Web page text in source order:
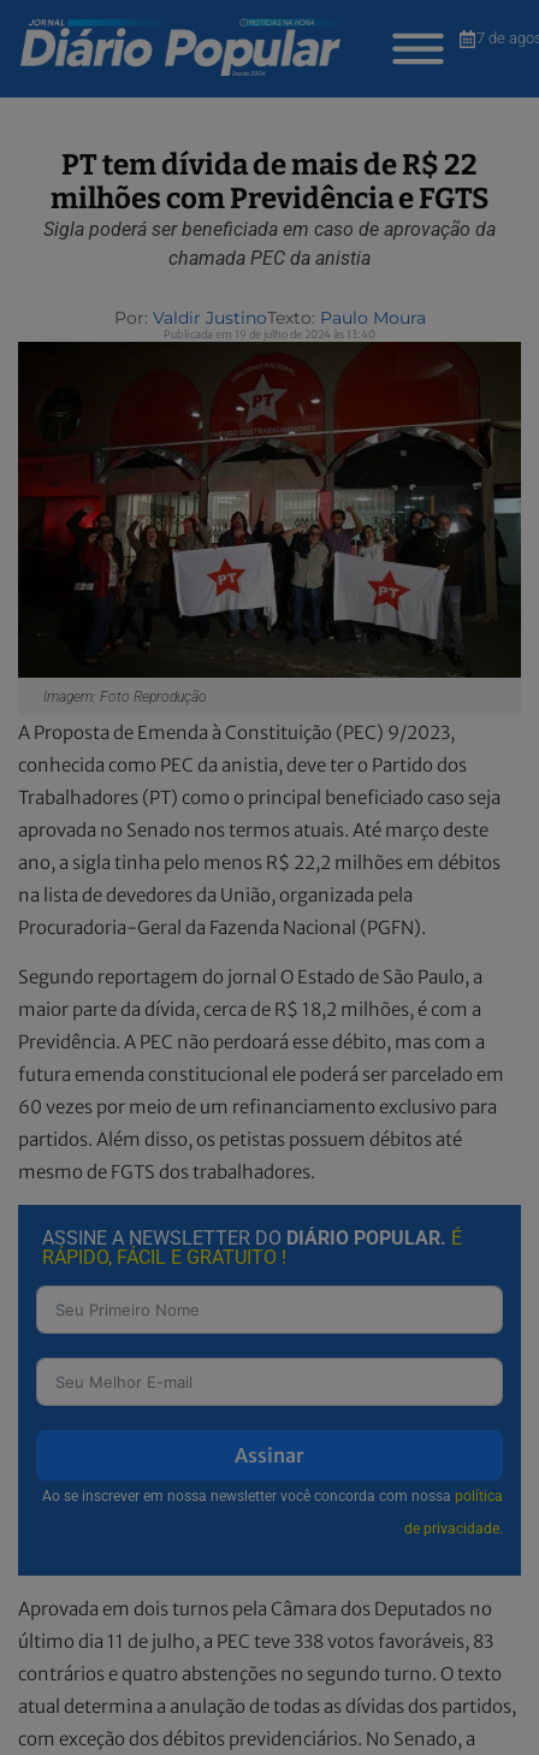
7 de
PT tem dívida de mais de R$ 22
milhões com Previdência e FGTS
Sigla poderá ser beneficiada em caso de aprovação da
chamada PEC da anistia
Por: Valdir JustinoTexto: Paulo Moura
Publicada em 19 de julho de 2024 às 13:40
Imagem: Foto Reprodução
A Proposta de Emenda à Constituição (PEC) 9/2023,
conhecida como PEC da anistia, deve ter o Partido dos
Trabalhadores (PT) como o principal beneficiado caso seja
aprovada no Senado nos termos atuais. Até março deste
ano, a sigla tinha pelo menos R$ 22,2 milhões em débitos
na lista de devedores da União, organizada pela
Procuradoria-Geral da Fazenda Nacional (PGFN).
Segundo reportagem do jornal O Estado de São Paulo, a
maior parte da dívida, cerca de R$ 18,2 milhões, é com a
Previdência. A PEC não perdoará esse débito, mas com a
futura emenda constitucional ele poderá ser parcelado em
60 vezes por meio de um refinanciamento exclusivo para
partidos. Além disso, os petistas possuem débitos até
mesmo de FGTS dos trabalhadores.
ASSINE A NEWSLETTER DO DIÁRIO POPULAR. É
RÁPIDO, FÁCIL E GRATUITO !
Assinar
Ao se inscrever em nossa newsletter você concorda com nossa política
de privacidade.
Aprovada em dois turnos pela Câmara dos Deputados no
último dia 11 de julho, a PEC teve 338 votos favoráveis, 83
contrários e quatro abstenções no segundo turno. O texto
atual determina a anulação de todas as dívidas dos partidos,
com exceção dos débitos previdenciários. No Senado, a